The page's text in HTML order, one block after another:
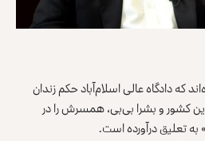
که دادگاه عالی اسلام‌آباد حکم زندان
کشور و بشرا بی‌بی، همسرش را در
تعلیق درآورده است.